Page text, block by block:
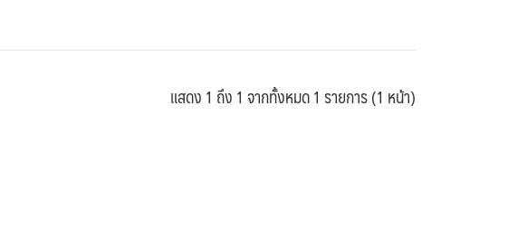
แสดง 1 ถึง 1 จากทั้งหมด 1 รายการ (1 หน้า)